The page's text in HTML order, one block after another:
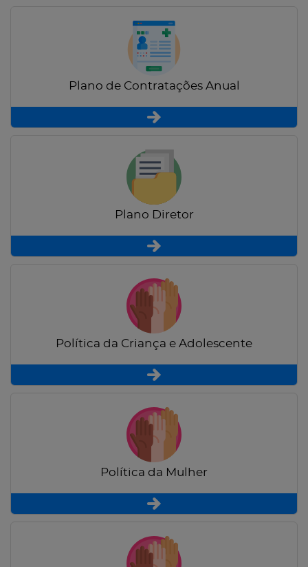
Plano de Contratações Anual
Plano Diretor
Política da Criança e Adolescente
Política da Mulher